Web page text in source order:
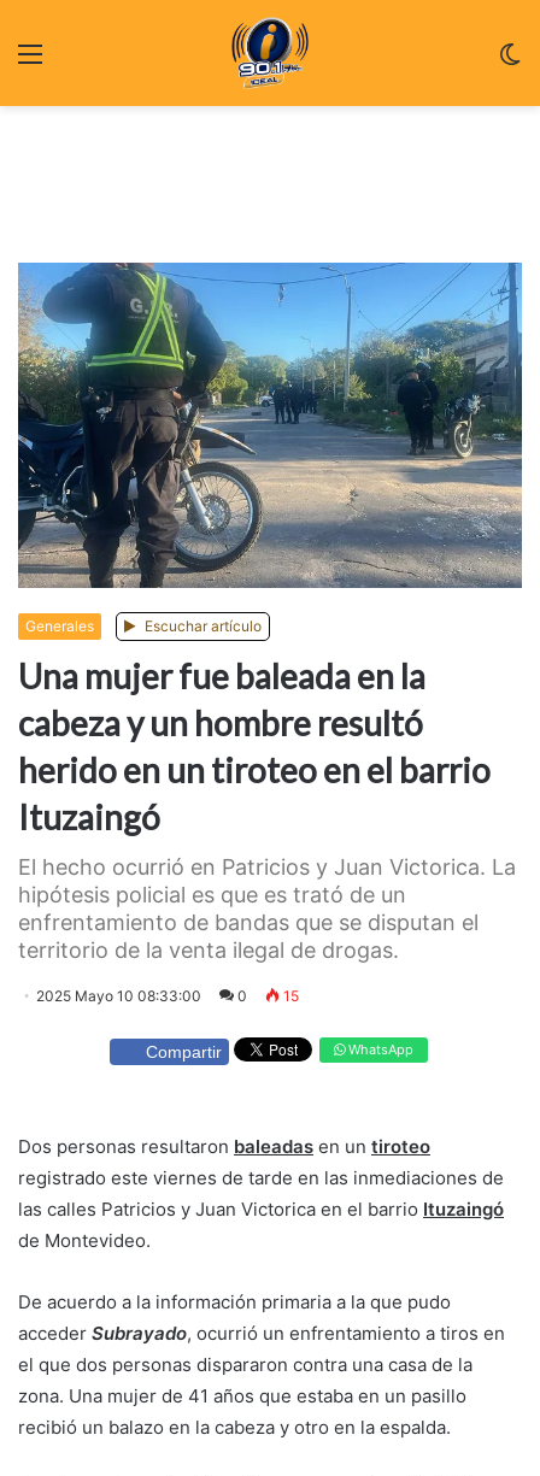
Generales Escuchar artículo
Una mujer fue baleada en la
cabeza y un hombre resultó
herido en un tiroteo en el barrio
Ituzaingó
El hecho ocurrió en Patricios y Juan Victorica. La
hipótesis policial es que es trató de un
enfrentamiento de bandas que se disputan el
territorio de la venta ilegal de drogas.
2025 Mayo 10 08:33:00 0 15
Compartir WhatsApp
Dos personas resultaron baleadas en un tiroteo
registrado este viernes de tarde en las inmediaciones de
las calles Patricios y Juan Victorica en el barrio Ituzaingó
de Montevideo.
De acuerdo a la información primaria a la que pudo
acceder Subrayado, ocurrió un enfrentamiento a tiros en
el que dos personas dispararon contra una casa de la
zona. Una mujer de 41 años que estaba en un pasillo
recibió un balazo en la cabeza y otro en la espalda.